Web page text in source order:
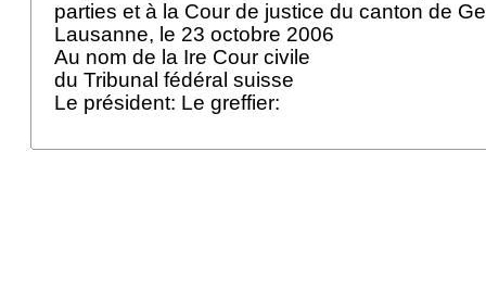
parties et à la Cour de justice du canton de
Lausanne, le 23 octobre 2006
Au nom de la Ire Cour civile
du Tribunal fédéral suisse
Le président: Le greffier: